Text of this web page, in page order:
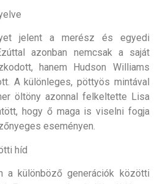
jelent a merész és egyedi
azonban nemcsak a saját
hanem Hudson Williams
A különleges, pöttyös mintával
öltöny azonnal felkeltette Lisa
hogy ő maga is viselni fogja
eseményen.
híd
a különböző generációk közötti